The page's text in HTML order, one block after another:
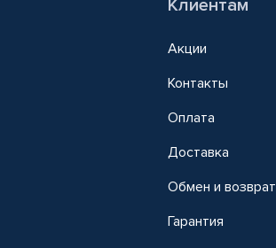
Клиентам
Акции
Контакты
Оплата
Доставка
Обмен и возврат
Гарантия